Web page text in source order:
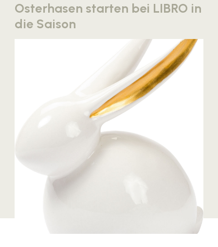
Cineplexx
Designer Outlets Parndorf und Salzburg
FG UBIT Salzburg
foodaffairs
Osterhasen starten bei LIBRO in
die Saison